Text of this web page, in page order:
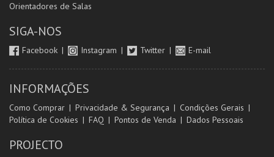
Orientadores de Salas
SIGA-NOS
Facebook Instagram Twitter E-mail
INFORMAÇÕES
Como Comprar Privacidade & Segurança
Condições Gerais
Política de Cookies
FAQ Pontos de Venda Dados Pessoais
PROJECTO